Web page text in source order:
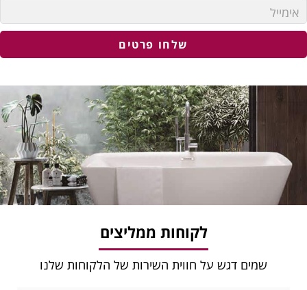
שלחו פרטים
לקוחות ממליצים
שמים דגש על חווית השירות של הלקוחות שלנו